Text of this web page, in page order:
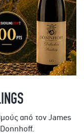
από τον James